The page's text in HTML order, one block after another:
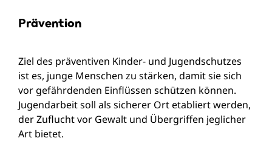
Prävention
Ziel des präventiven Kinder- und Jugendschutzes
ist es, junge Menschen zu stärken, damit sie sich
vor gefährdenden Einflüssen schützen können.
Jugendarbeit soll als sicherer Ort etabliert werden,
der Zuflucht vor Gewalt und Übergriffen jeglicher
Art bietet.